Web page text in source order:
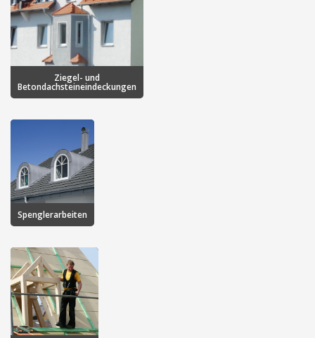
Ziegel- und
Betondachsteineindeckungen
Spenglerarbeiten